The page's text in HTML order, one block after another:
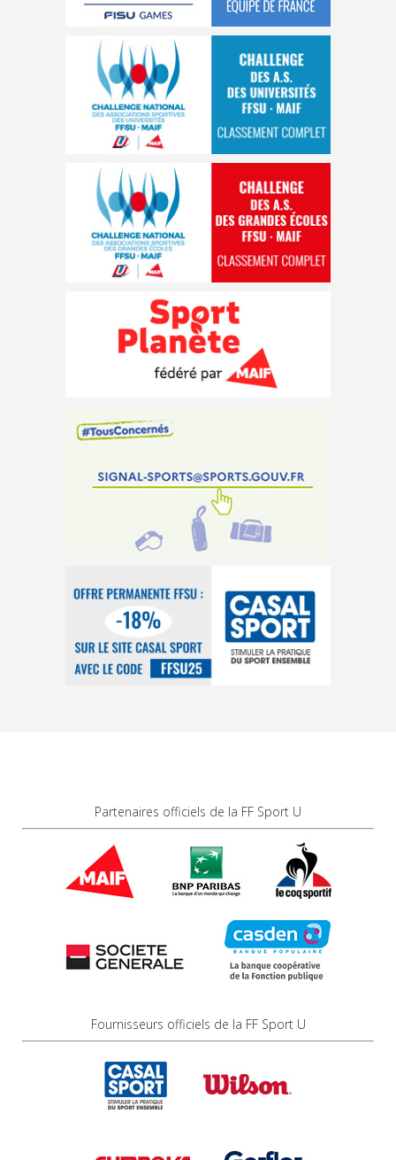
Partenaires officiels de la FF Sport U
Fournisseurs officiels de la FF Sport U